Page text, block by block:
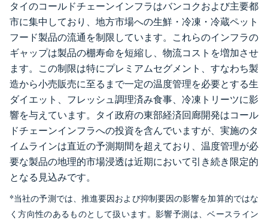
タイのコールドチェーンインフラはバンコクおよび主要都
市に集中しており、地方市場への生鮮・冷凍・冷蔵ペット
フード製品の流通を制限しています。これらのインフラの
ギャップは製品の棚寿命を短縮し、物流コストを増加させ
ます。この制限は特にプレミアムセグメント、すなわち製
造から小売販売に至るまで一定の温度管理を必要とする生
ダイエット、フレッシュ調理済み食事、冷凍トリーツに影
響を与えています。タイ政府の東部経済回廊開発はコール
ドチェーンインフラへの投資を含んでいますが、実施のタ
イムラインは直近の予測期間を超えており、温度管理が必
要な製品の地理的市場浸透は近期において引き続き限定的
となる見込みです。
*当社の予測では、推進要因および抑制要因の影響を加算的ではな
く方向性のあるものとして扱います。影響予測は、ベースライン